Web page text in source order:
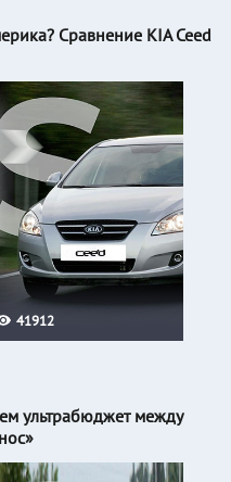
41912
Сравнение KIA Ceed
ультрабюджет между